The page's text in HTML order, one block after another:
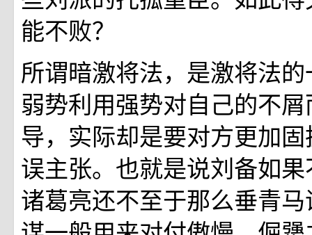
能不败？
所谓暗激将法，是激将法
弱势利用强势对自己的不
导，实际却是要对方更加
误主张。也就是说刘备如
诸葛亮还不至于那么垂青